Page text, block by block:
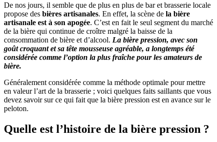
De nos jours, il semble que de plus en plus de bar et brasserie locale
propose des bières artisanales. En effet, la scène de la bière
artisanale est à son apogée. C’est en fait le seul segment du marché
de la bière qui continue de croître malgré la baisse de la
consommation de bière et d’alcool. La bière pression, avec son
goût croquant et sa tête mousseuse agréable, a longtemps été
considérée comme l’option la plus fraîche pour les amateurs de
bière.
Généralement considérée comme la méthode optimale pour mettre
en valeur l’art de la brasserie ; voici quelques faits saillants que vous
devez savoir sur ce qui fait que la bière pression est en avance sur le
peloton.
Quelle est l’histoire de la bière pression ?